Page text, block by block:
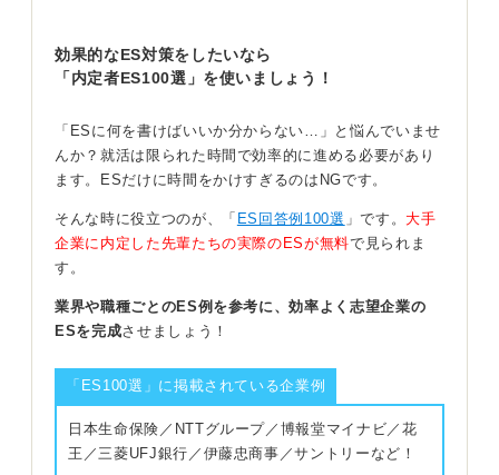
③については完璧に理解している必要はないのですが、
は、企業研究をしておくことが大切です。
残念ながら選考に通過しない学生のESの特徴としては、
以下の2つがあげられます。
①志望動機が抽象的で、どこの企業にも当てはまりそう
②自己PRでアピールしている強みが、企業が求めている
人物像と合っていない
また、明らかにほかの企業にも使い回しているような、
いわゆる「コピペ感」のある文章も、あまり良い印象に
な？」「もしかしてAI（人工知能）に書かせた文章なの
では？ 」といった疑問を持たれてしまうこともありま
す。
文章表現に違和感がないかなども、提出前に確認してみ
効果的なES対策をしたいなら
「内定者ES100選」を使いましょう！
「ESに何を書けばいいか分からない…」と悩んでいませ
んか？就活は限られた時間で効率的に進める必要があり
ます。ESだけに時間をかけすぎるのはNGです。
そんな時に役立つのが、「 ES回答例100選 」です。 大手
企業に内定した先輩たちの実際のESが無料で見られま
す。
業界や職種ごとのES例を参考に、効率よく志望企業の
ESを完成させましょう！
「ES100選」に掲載されている企業例
日本生命保険／NTTグループ／博報堂マイナビ／花
王／三菱UFJ銀行／伊藤忠商事／サントリーなど！